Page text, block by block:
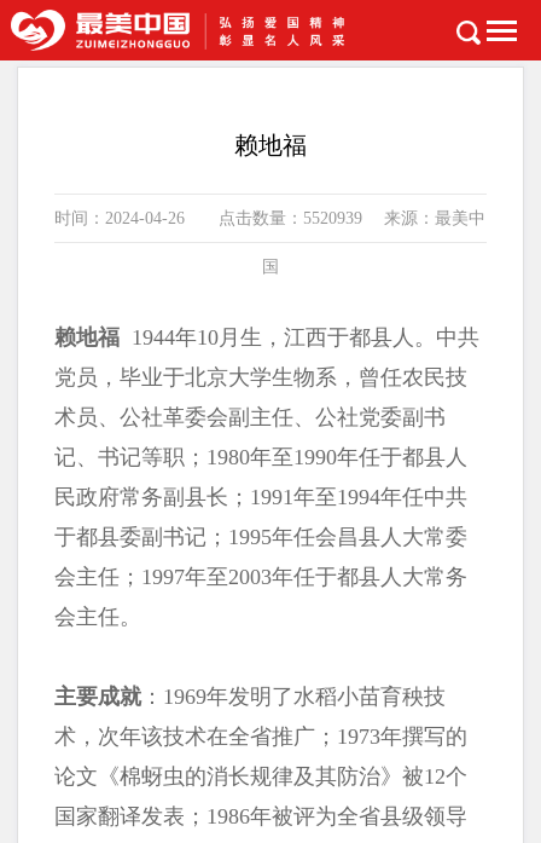
首页 >时代楷模
赖地福
时间：2024-04-26 点击数量：5520939 来源：最美中
国
赖地福 1944年10月生，江西于都县人。中共
党员，毕业于北京大学生物系，曾任农民技
术员、公社革委会副主任、公社党委副书
记、书记等职；1980年至1990年任于都县人
民政府常务副县长；1991年至1994年任中共
于都县委副书记；1995年任会昌县人大常委
会主任；1997年至2003年任于都县人大常务
会主任。
主要成就：1969年发明了水稻小苗育秧技
术，次年该技术在全省推广；1973年撰写的
论文《棉蚜虫的消长规律及其防治》被12个
国家翻译发表；1986年被评为全省县级领导